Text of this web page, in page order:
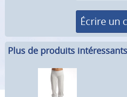
Écrire un
Plus de produits